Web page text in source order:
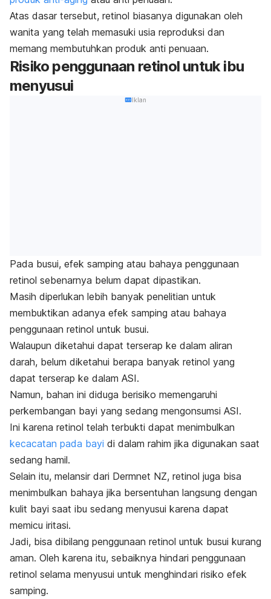
Atas dasar tersebut, retinol biasanya digunakan oleh
wanita yang telah memasuki usia reproduksi dan
memang membutuhkan produk anti penuaan.
Risiko penggunaan retinol untuk ibu
menyusui
Iklan
Pada busui, efek samping atau bahaya penggunaan
retinol sebenarnya belum dapat dipastikan.
Masih diperlukan lebih banyak penelitian untuk
membuktikan adanya efek samping atau bahaya
penggunaan retinol untuk busui.
Walaupun diketahui dapat terserap ke dalam aliran
darah, belum diketahui berapa banyak retinol yang
dapat terserap ke dalam ASI.
Namun, bahan ini diduga berisiko memengaruhi
perkembangan bayi yang sedang mengonsumsi ASI.
Ini karena retinol telah terbukti dapat menimbulkan
kecacatan pada bayi di dalam rahim jika digunakan saat
sedang hamil.
Selain itu, melansir dari Dermnet NZ, retinol juga bisa
menimbulkan bahaya jika bersentuhan langsung dengan
kulit bayi saat ibu sedang menyusui karena dapat
memicu iritasi.
Jadi, bisa dibilang penggunaan retinol untuk busui kurang
aman. Oleh karena itu, sebaiknya hindari penggunaan
retinol selama menyusui untuk menghindari risiko efek
samping.